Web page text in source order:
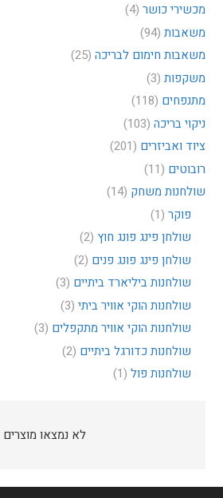
מכשירי כושר (4)
משאבות (94)
משאבות חימום לבריכה (25)
משקפות (3)
מתנפחים (118)
ניקוי בריכה (103)
ציוד ואביזרים (201)
רובוטים (11)
שולחנות משחק (14)
פוקר (1)
שולחן פינג פונג חוץ (2)
שולחן פינג פונג פנים (2)
שולחנות ביליארד ביתיים (3)
שולחנות הוקי אוויר ביתי (3)
שולחנות הוקי אוויר מתקפלים (3)
שולחנות כדורגל ביתיים (2)
שולחנות פול (1)
לא נמצאו מוצרים